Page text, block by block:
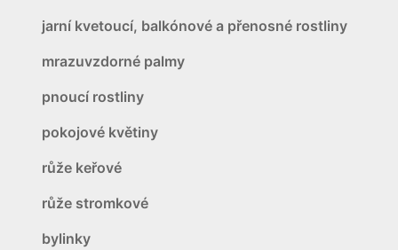
jarní kvetoucí, balkónové a přenosné rostliny
mrazuvzdorné palmy
pnoucí rostliny
pokojové květiny
růže keřové
růže stromkové
bylinky